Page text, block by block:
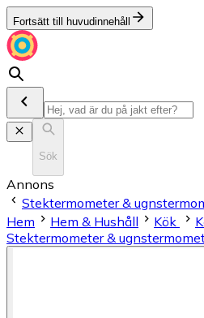
Fortsätt till huvudinnehåll
Sök
Annons
Stektermometer &
Hem
Hem & Hushåll Kök
Stektermometer &